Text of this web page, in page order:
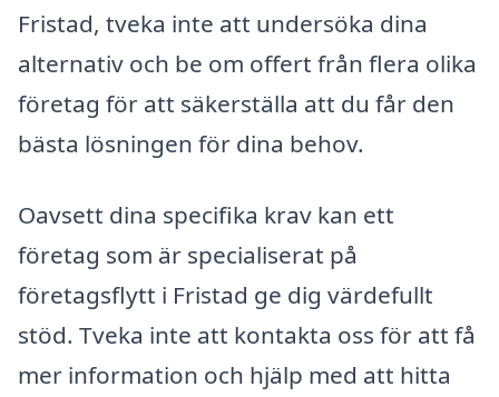
Fristad, tveka inte att undersöka dina
alternativ och be om offert från flera olika
företag för att säkerställa att du får den
bästa lösningen för dina behov.
Oavsett dina specifika krav kan ett
företag som är specialiserat på
företagsflytt i Fristad ge dig värdefullt
stöd. Tveka inte att kontakta oss för att få
mer information och hjälp med att hitta